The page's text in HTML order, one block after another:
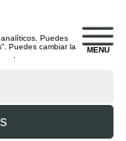
MENU
Puedes
Puedes cambiar la